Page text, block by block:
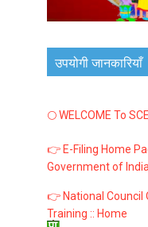
उपयोगी जानकारियाँ
🌕 WELCOME To
👉 E-Filing Home
Government of India
👉 National Council
Training :: Home